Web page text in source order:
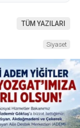
TÜM YAZILARI
Siyaset